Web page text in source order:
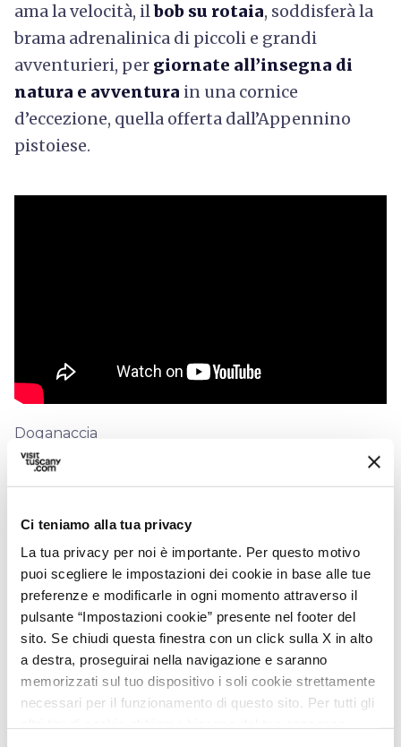
Ci teniamo alla tua privacy
La tua privacy per noi è importante. Per questo motivo
puoi scegliere le impostazioni dei cookie in base alle tue
preferenze e modificarle in ogni momento attraverso il
pulsante “Impostazioni cookie” presente nel footer del
sito. Se chiudi questa finestra con un click sulla X in alto
a destra, proseguirai nella navigazione e saranno
memorizzati sul tuo dispositivo i soli cookie strettamente
necessari per il funzionamento di questo sito. Per tutti gli
ama la velocità, ilbob su rotaia, soddisferà la
brama adrenalinica di piccoli e grandi
avventurieri, per giornate all’insegna di
natura e avventura in una cornice
d’eccezione, quella offerta dall’Appennino
pistoiese.
Doganaccia
directions